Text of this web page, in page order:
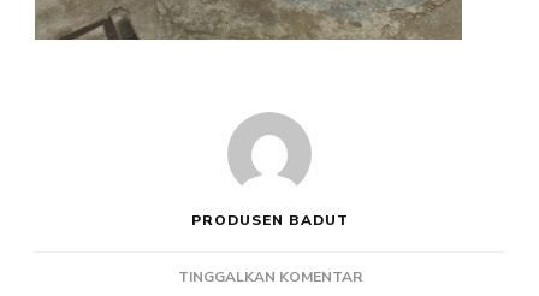
PRODUSEN BADUT
TINGGALKAN KOMENTARPADA